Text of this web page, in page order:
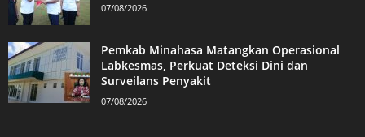
07/08/2026
Pemkab Minahasa Matangkan Operasional
Labkesmas, Perkuat Deteksi Dini dan
Surveilans Penyakit
07/08/2026